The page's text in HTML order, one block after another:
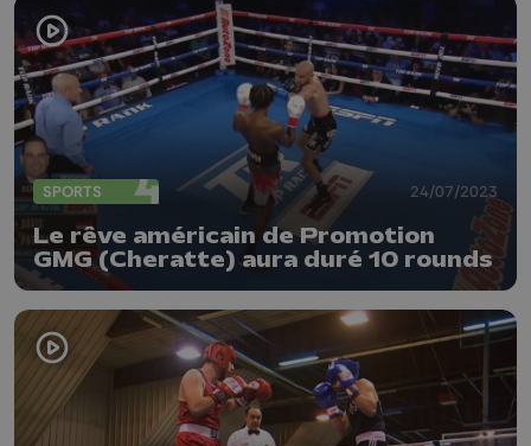
SPORTS 24/07/2023
Le rêve américain de Promotion
GMG (Cheratte) aura duré 10 rounds